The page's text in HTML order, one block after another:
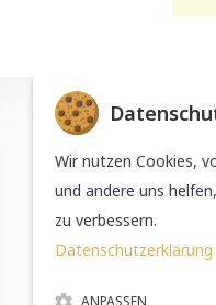
Wir nutzen Cookies,
und andere uns
zu verbessern.
Datenschutzerklärung
ANPASSEN